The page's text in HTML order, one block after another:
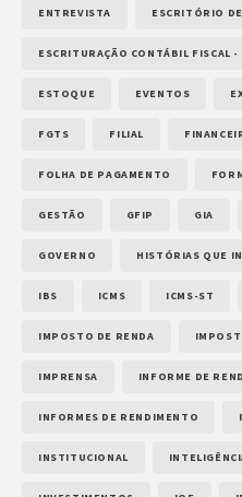
ENTREVISTA ESCRITÓRIO
ESCRITURAÇÃO CONTÁBIL FISCAL -
ESTOQUE EVENTOS
FGTS FILIAL
FOLHA DE PAGAMENTO
GESTÃO GFIP GIA
GOVERNO HISTÓRIAS QUE
IBS ICMS ICMS-ST
IMPOSTO DE RENDA
IMPRENSA INFORME DE
INFORMES DE RENDIMENTO
INSTITUCIONAL